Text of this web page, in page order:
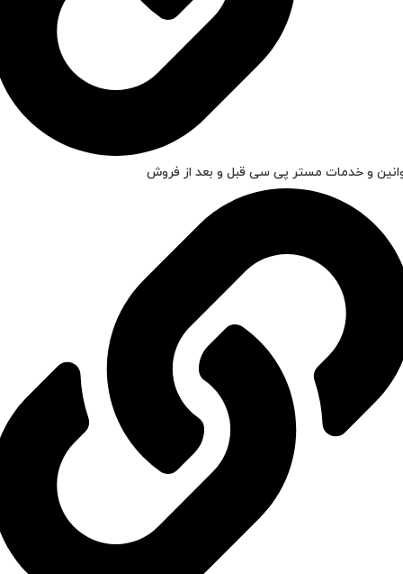
و خدمات مستر پی سی قبل و بعد از فروش